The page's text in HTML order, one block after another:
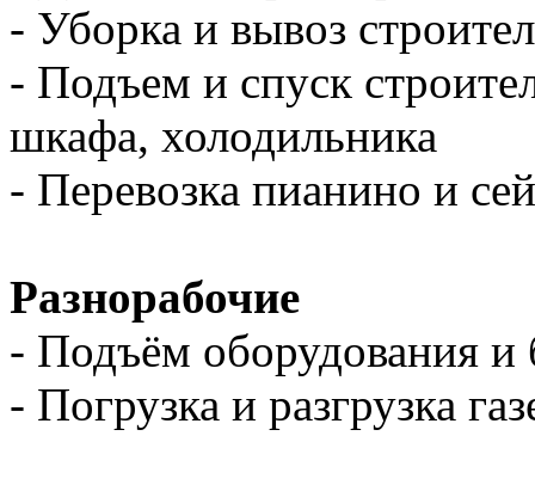
- Уборка и вывоз
- Подъем и спуск
шкафа, холодильника
- Перевозка пианино и
Разнорабочие
- Подъём оборудования и
- Погрузка и разгрузка